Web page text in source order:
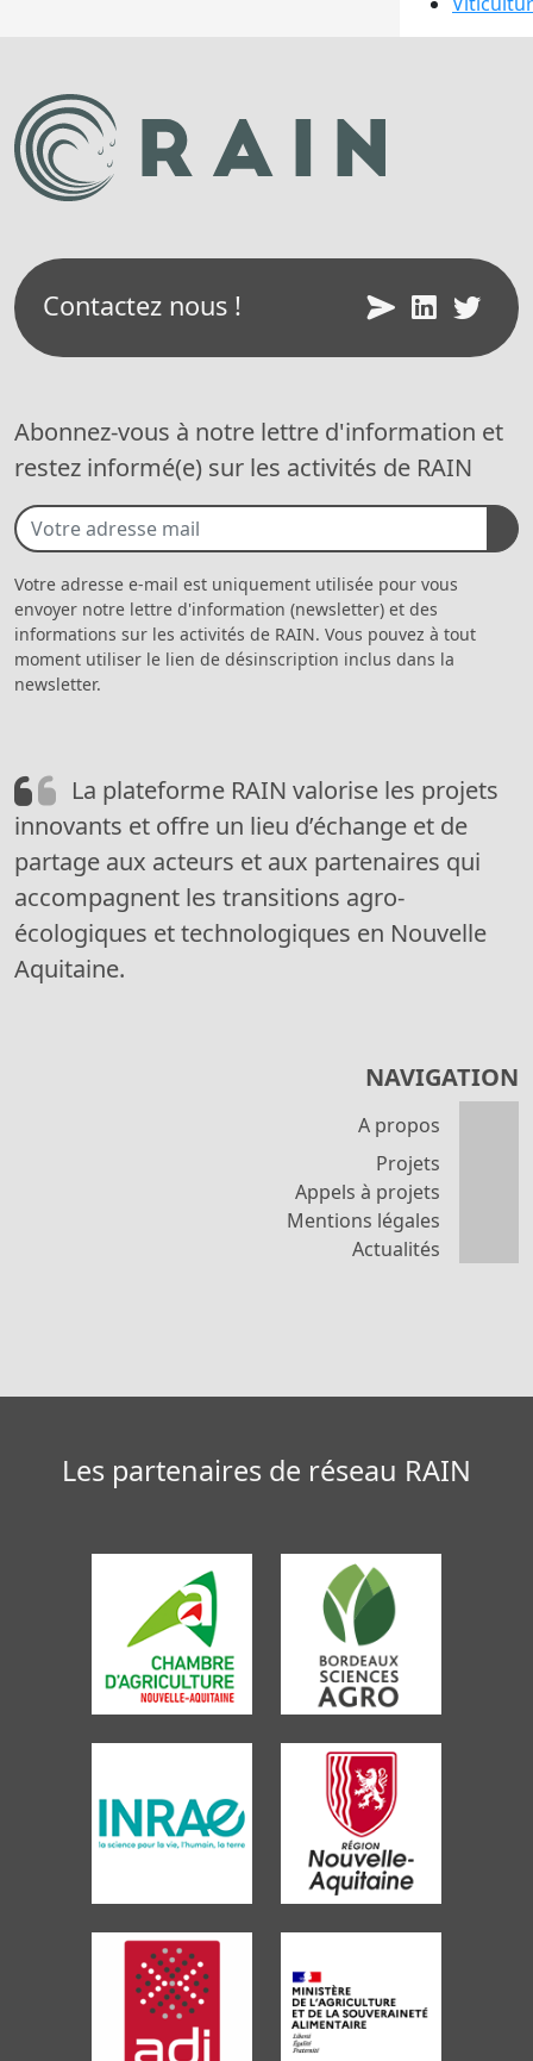
Contactez nous !
Abonnez-vous à notre lettre d'information et
restez informé(e) sur les activités de RAIN
Votre adresse e-mail est uniquement utilisée pour vous
envoyer notre lettre d'information (newsletter) et des
informations sur les activités de RAIN. Vous pouvez à tout
moment utiliser le lien de désinscription inclus dans la
newsletter.
La plateforme RAIN valorise les projets
innovants et offre un lieu d’échange et de
partage aux acteurs et aux partenaires qui
accompagnent les transitions agro-
écologiques et technologiques en Nouvelle
Aquitaine.
NAVIGATION
A propos
Projets
Appels à projets
Mentions légales
Actualités
Les partenaires de réseau RAIN